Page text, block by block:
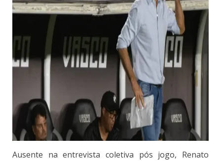
Ausente na entrevista coletiva pós jogo, Renato